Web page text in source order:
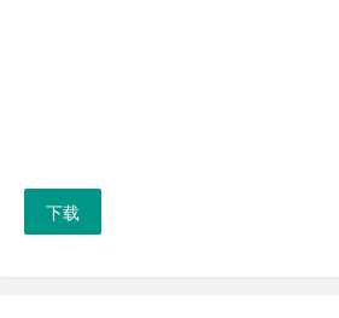
下载